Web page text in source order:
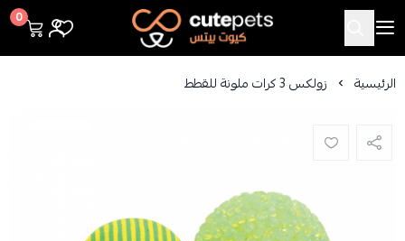
Cutepets
0
الرئيسية زولكس 3 كرات ملونة للقطط